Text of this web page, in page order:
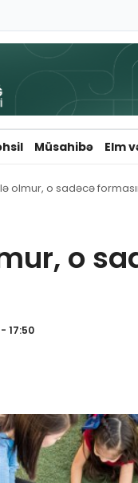
Müsahibə Elm
olmur, o sadəcə
o
17:50